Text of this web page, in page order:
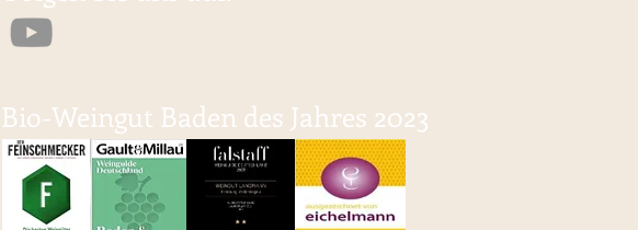
Bio-Weingut Baden des Jahres 2023